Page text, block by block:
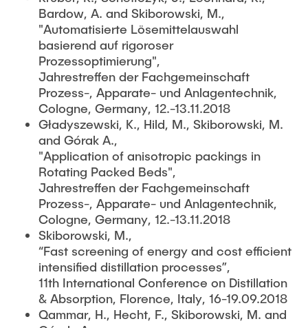
Bardow, A. and Skiborowski, M.,
"Automatisierte Lösemittelauswahl
basierend auf rigoroser
Prozessoptimierung",
Jahrestreffen der Fachgemeinschaft
Prozess-, Apparate- und Anlagentechnik,
Cologne, Germany, 12.-13.11.2018
Gładyszewski, K., Hild, M., Skiborowski, M.
and Górak A.,
"Application of anisotropic packings in
Rotating Packed Beds",
Jahrestreffen der Fachgemeinschaft
Prozess-, Apparate- und Anlagentechnik,
Cologne, Germany, 12.-13.11.2018
Skiborowski, M.,
“Fast screening of energy and cost efficient
intensified distillation processes”,
11th International Conference on Distillation
& Absorption, Florence, Italy, 16-19.09.2018
Qammar, H., Hecht, F., Skiborowski, M. and